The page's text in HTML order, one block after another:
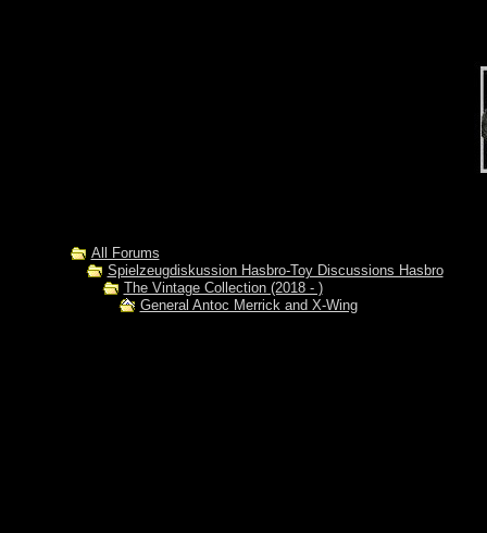
All Forums
Spielzeugdiskussion Hasbro-Toy Discussions Hasbro
The Vintage Collection (2018 - )
General Antoc Merrick and X-Wing